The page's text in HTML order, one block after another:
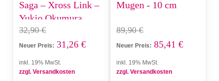
Saga – Xross Link –
Yukio Okumura
32,90€
Neuer Preis: 31,26 €
inkl. 19% MwSt.
zzgl. Versandkosten
Mugen - 10 cm
89,90€
Neuer Preis: 85,41 €
inkl. 19% MwSt.
zzgl. Versandkosten